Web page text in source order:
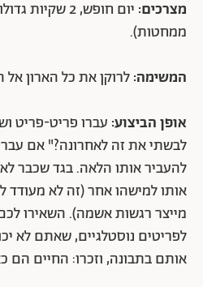
מצרכים:
יום חופש, 2
ממחטות).
המשימה:לרוקן את כל הארון אל
אופן הביצוע: עברו פריט-פריט
לבשתי את זה לאחרונה?" אם
להעביר אותו הלאה. בגד שכבר
אותו למישהו אחר (זה לא מעודד
מייצר רגשות אשמה). השאירו
לפריטים נוסטלגיים, שאתם לא
אותם בתבונה, וזכרו: החיים הם